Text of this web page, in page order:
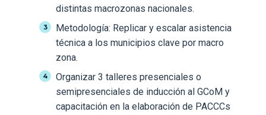
distintas macrozonas nacionales.
Metodología: Replicar y escalar asistencia
técnica a los municipios clave por macro
zona.
Organizar 3 talleres presenciales o
semipresenciales de inducción al GCoM y
capacitación en la elaboración de PACCCs